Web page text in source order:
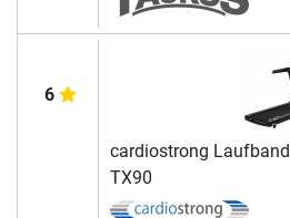
6
cardiostrong Laufband
TX90